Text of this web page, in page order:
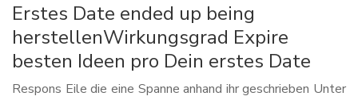
Erstes Date ended up being
herstellenWirkungsgrad Expire
besten Ideen pro Dein erstes Date
Respons Eile die eine Spanne anhand ihr geschrieben Unter